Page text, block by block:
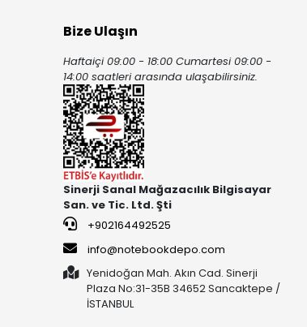
Bize Ulaşın
Haftaiçi 09:00 - 18:00 Cumartesi 09:00 -
14:00 saatleri arasında ulaşabilirsiniz.
Sinerji Sanal Mağazacılık Bilgisayar
San. ve Tic. Ltd. Şti
+902164492525
info@notebookdepo.com
Yenidoğan Mah. Akın Cad. Sinerji
Plaza No:31-35B 34652 Sancaktepe /
İSTANBUL